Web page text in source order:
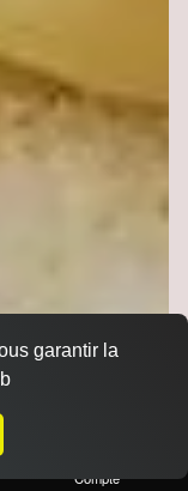
Compte
garantir la